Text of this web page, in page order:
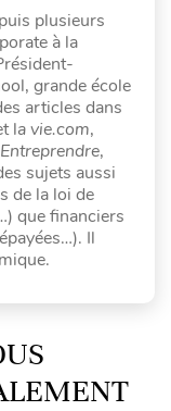
plusieurs
à la
grande école
articles dans
la vie.com,
Entreprendre,
sujets aussi
de la loi de
que financiers
Il